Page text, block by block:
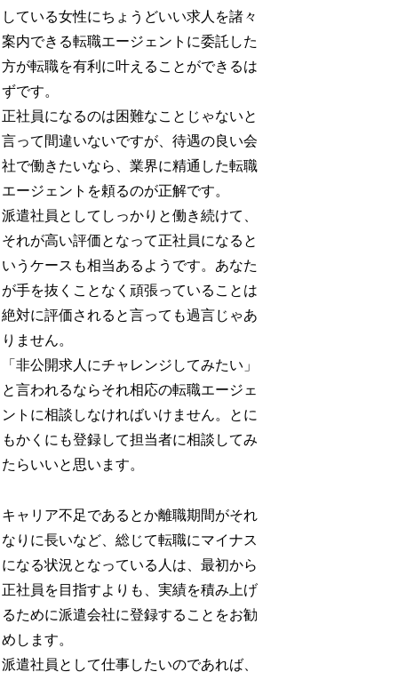
している女性にちょうどいい求人を諸々
案内できる転職エージェントに委託した
方が転職を有利に叶えることができるは
ずです。
正社員になるのは困難なことじゃないと
言って間違いないですが、待遇の良い会
社で働きたいなら、業界に精通した転職
エージェントを頼るのが正解です。
派遣社員としてしっかりと働き続けて、
それが高い評価となって正社員になると
いうケースも相当あるようです。あなた
が手を抜くことなく頑張っていることは
絶対に評価されると言っても過言じゃあ
りません。
「非公開求人にチャレンジしてみたい」
と言われるならそれ相応の転職エージェ
ントに相談しなければいけません。とに
もかくにも登録して担当者に相談してみ
たらいいと思います。
キャリア不足であるとか離職期間がそれ
なりに長いなど、総じて転職にマイナス
になる状況となっている人は、最初から
正社員を目指すよりも、実績を積み上げ
るために派遣会社に登録することをお勧
めします。
派遣社員として仕事したいのであれば、